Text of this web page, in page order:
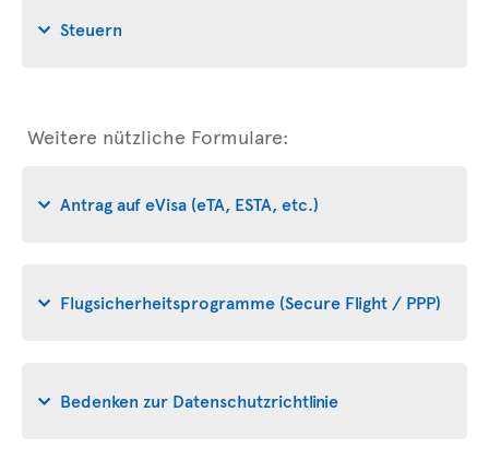
Steuern
Weitere nützliche Formulare:
Antrag auf eVisa (eTA, ESTA, etc.)
Flugsicherheitsprogramme (Secure Flight / PPP)
Bedenken zur Datenschutzrichtlinie